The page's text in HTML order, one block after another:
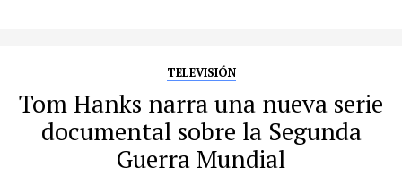
TELEVISIÓN
Tom Hanks narra una nueva serie
documental sobre la Segunda
Guerra Mundial